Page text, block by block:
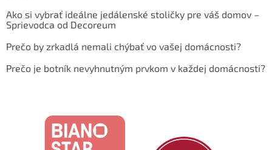
Ako si vybrať ideálne jedálenské stoličky pre váš domov –
Sprievodca od Decoreum
Prečo by zrkadlá nemali chýbať vo vašej domácnosti?
Prečo je botník nevyhnutným prvkom v každej domácnosti?